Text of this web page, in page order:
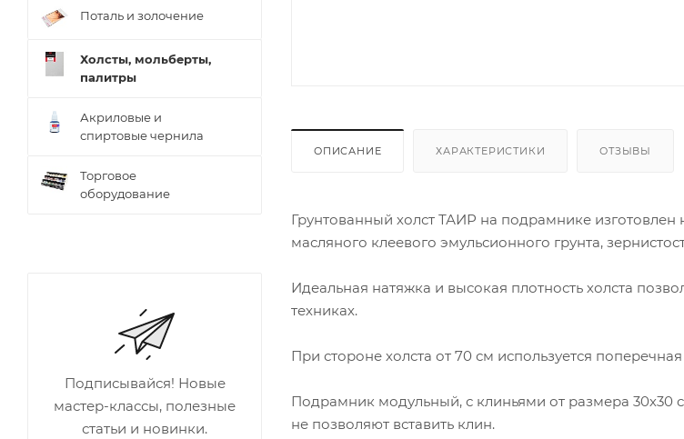
ОПИСАНИЕ ХАРАКТЕРИСТИКИ ОТЗЫВЫ
Грунтованный холст ТАИР на подрамнике изготовлен
масляного клеевого эмульсионного грунта,
Идеальная натяжка и высокая плотность холста
техниках.
При стороне холста от 70 см используется
Подрамник модульный, с клиньями от размера
не позволяют вставить клин.
Поталь и золочение
Холсты, мольберты,
палитры
Акриловые и
спиртовые чернила
Торговое
оборудование
Подписывайся! Новые
мастер-классы, полезные
статьи и новинки.